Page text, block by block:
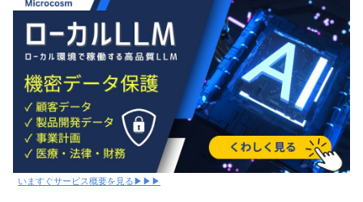
いますぐサービス概要を見る▶▶▶